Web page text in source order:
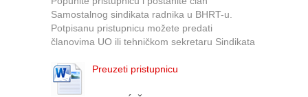
Samostalnog sindikata radnika u BHRT-u.
Potpisanu pristupnicu možete predati
članovima UO ili tehničkom sekretaru Sindikata
Preuzeti pristupnicu